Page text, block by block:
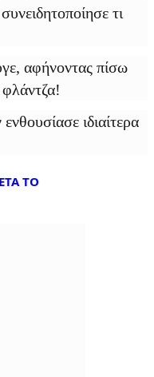
τι
αφήνοντας πίσω
ιδιαίτερα
ΤΟ